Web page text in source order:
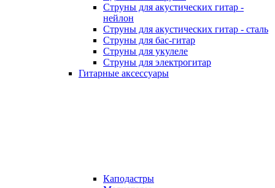
Струны для акустических гитар -
нейлон
Струны для акустических гитар - сталь
Струны для бас-гитар
Струны для укулеле
Струны для электрогитар
Гитарные аксессуары
Каподастры